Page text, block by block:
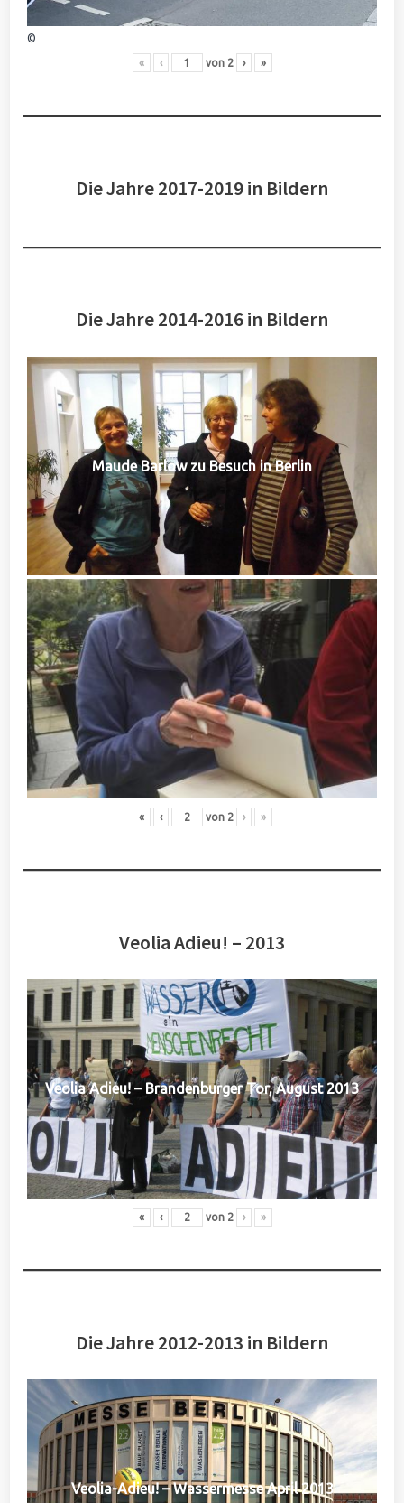
©
« ‹ von 2 › »
Die Jahre 2017-2019 in Bildern
Die Jahre 2014-2016 in Bildern
Maude Barlow zu Besuch in Berlin
« ‹ von 2 › »
Veolia Adieu! – 2013
Veolia Adieu! – Brandenburger Tor, August 2013
« ‹ von 2 › »
Die Jahre 2012-2013 in Bildern
Veolia-Adieu! – Wassermesse April 2013